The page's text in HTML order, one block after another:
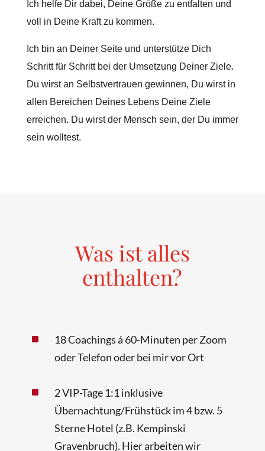
Ich helfe Dir dabei, Deine Größe zu entfalten und
voll in Deine Kraft zu kommen.
Ich bin an Deiner Seite und unterstütze Dich
Schritt für Schritt bei der Umsetzung Deiner Ziele.
Du wirst an Selbstvertrauen gewinnen, Du wirst in
allen Bereichen Deines Lebens Deine Ziele
erreichen. Du wirst der Mensch sein, der Du immer
sein wolltest.
Was ist alles
enthalten?
^
18 Coachings á 60-Minuten per Zoom
oder Telefon oder bei mir vor Ort
^
2 VIP-Tage 1:1 inklusive
Übernachtung/Frühstück im 4 bzw. 5
Sterne Hotel (z.B. Kempinski
Gravenbruch). Hier arbeiten wir